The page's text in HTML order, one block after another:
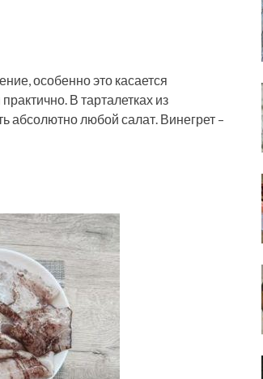
особенно это касается
В тарталетках из
абсолютно любой салат. Винегрет –